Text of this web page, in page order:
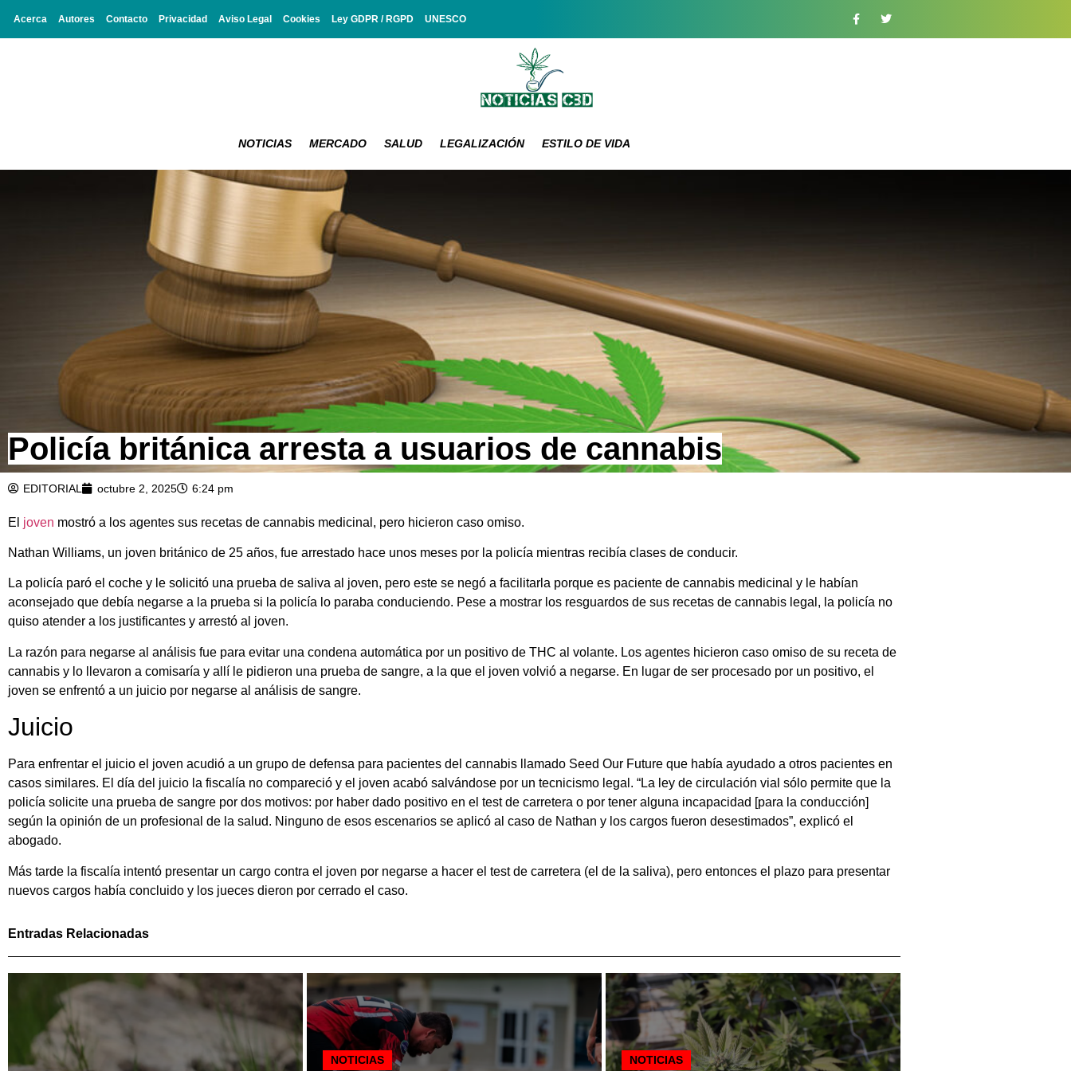
Acerca Autores Contacto Privacidad Aviso Legal Cookies Ley GDPR / RGPD UNESCO
NOTICIAS MERCADO SALUD LEGALIZACIÓN ESTILO DE VIDA
Policía británica arresta a usuarios de cannabis
EDITORIAL octubre 2, 2025 6:24 pm
El joven mostró a los agentes sus recetas de cannabis medicinal, pero hicieron caso omiso.
Nathan Williams, un joven británico de 25 años, fue arrestado hace unos meses por la policía mientras recibía clases de conducir.
La policía paró el coche y le solicitó una prueba de saliva al joven, pero este se negó a facilitarla porque es paciente de cannabis medicinal y le habían
aconsejado que debía negarse a la prueba si la policía lo paraba conduciendo. Pese a mostrar los resguardos de sus recetas de cannabis legal, la policía no
quiso atender a los justificantes y arrestó al joven.
La razón para negarse al análisis fue para evitar una condena automática por un positivo de THC al volante. Los agentes hicieron caso omiso de su receta de
cannabis y lo llevaron a comisaría y allí le pidieron una prueba de sangre, a la que el joven volvió a negarse. En lugar de ser procesado por un positivo, el
joven se enfrentó a un juicio por negarse al análisis de sangre.
Juicio
Para enfrentar el juicio el joven acudió a un grupo de defensa para pacientes del cannabis llamado Seed Our Future que había ayudado a otros pacientes en
casos similares. El día del juicio la fiscalía no compareció y el joven acabó salvándose por un tecnicismo legal. “La ley de circulación vial sólo permite que la
policía solicite una prueba de sangre por dos motivos: por haber dado positivo en el test de carretera o por tener alguna incapacidad [para la conducción]
según la opinión de un profesional de la salud. Ninguno de esos escenarios se aplicó al caso de Nathan y los cargos fueron desestimados”, explicó el
abogado.
Más tarde la fiscalía intentó presentar un cargo contra el joven por negarse a hacer el test de carretera (el de la saliva), pero entonces el plazo para presentar
nuevos cargos había concluido y los jueces dieron por cerrado el caso.
Entradas Relacionadas
NOTICIAS NOTICIAS